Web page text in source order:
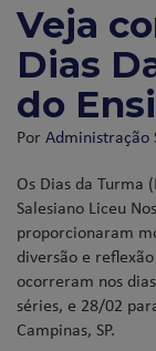
Veja
Dias
do
PorAdministração
Os Dias da Turma
Salesiano Liceu
proporcionaram
diversão e
ocorreram nos
séries, e 28/02
Campinas, SP.